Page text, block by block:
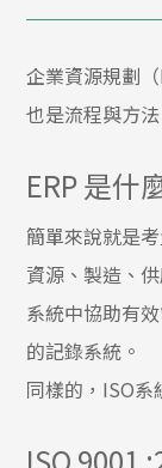
企業資源規劃
也是流程與方法
ERP 是什
簡單來說就是
資源、製造、
系統中協助有
的記錄系統。
同樣的，ISO系